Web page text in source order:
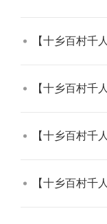
【十乡百村千
【十乡百村千
【十乡百村
【十乡百村千